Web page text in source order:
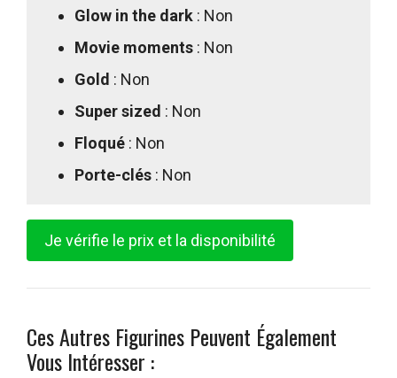
Glow in the dark : Non
Movie moments : Non
Gold : Non
Super sized : Non
Floqué : Non
Porte-clés : Non
Je vérifie le prix et la disponibilité
Ces Autres Figurines Peuvent Également
Vous Intéresser :